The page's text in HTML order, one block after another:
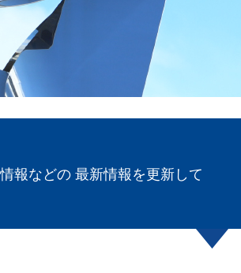
報などの 最新情報を更新して